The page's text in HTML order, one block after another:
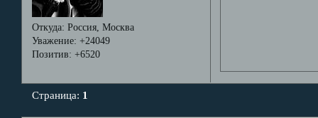
Откуда: Россия, Москва
Уважение: +24049
Позитив: +6520
Страница: 1